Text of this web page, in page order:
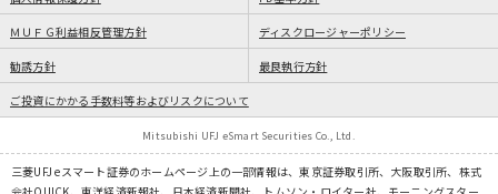
ＭＵＦＧ利益相反管理方針 ディスクロージャーポリシー
勧誘方針 最良執行方針
ご投資にかかる手数料等およびリスクについて
Mitsubishi UFJ eSmart Securities Co., Ltd.
三菱UFJ eスマート証券のホームページ上の一部情報は、東京証券取引所、大阪取引所、株式